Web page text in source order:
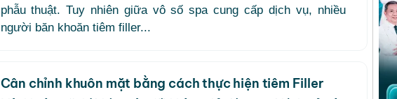
phẫu thuật. Tuy nhiên giữa vô số spa cung cấp dịch vụ, nhiều
người băn khoăn tiêm filler...
Cân chỉnh khuôn mặt bằng cách thực hiện tiêm Filler